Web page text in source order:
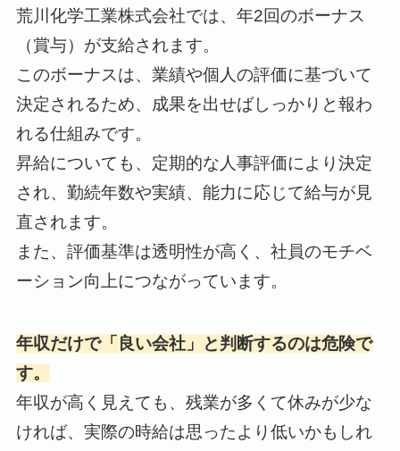
荒川化学工業株式会社では、年2回のボーナス
（賞与）が支給されます。
このボーナスは、業績や個人の評価に基づいて
決定されるため、成果を出せばしっかりと報わ
れる仕組みです。
昇給についても、定期的な人事評価により決定
され、勤続年数や実績、能力に応じて給与が見
直されます。
また、評価基準は透明性が高く、社員のモチベ
ーション向上につながっています。
年収だけで「良い会社」と判断するのは危険で
す。
年収が高く見えても、残業が多くて休みが少な
ければ、実際の時給は思ったより低いかもしれ